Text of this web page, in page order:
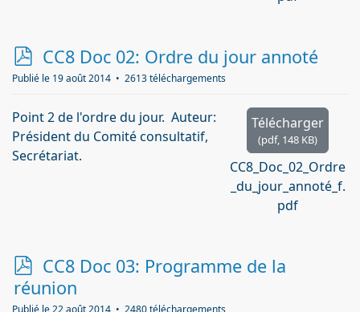
p
d
CC8 Doc 02: Ordre du jour annoté
Publié le 19 août 2014 2613 téléchargements
Télécharger
(pdf, 148 KB)
CC8_Doc_02_Ordre
_du_jour_annoté_f.
pdf
Point 2 de l'ordre du jour. Auteur:
Président du Comité consultatif,
Secrétariat.
p
d
CC8 Doc 03: Programme de la
réunion
Publié le 22 août 2014 2480 téléchargements